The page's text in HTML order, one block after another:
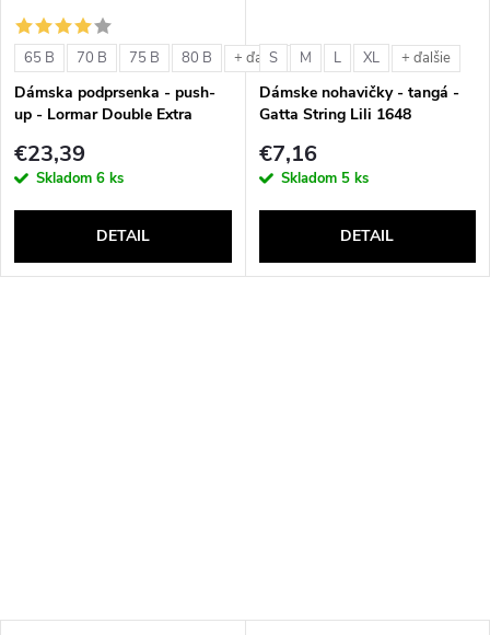
65 B 70 B 75 B 80 B + ďalšie
Dámska podprsenka - push-
up - Lormar Double Extra
€23,39
Skladom 6 ks
DETAIL
S M L XL + ďalšie
Dámske nohavičky - tangá -
Gatta String Lili 1648
€7,16
Skladom 5 ks
DETAIL